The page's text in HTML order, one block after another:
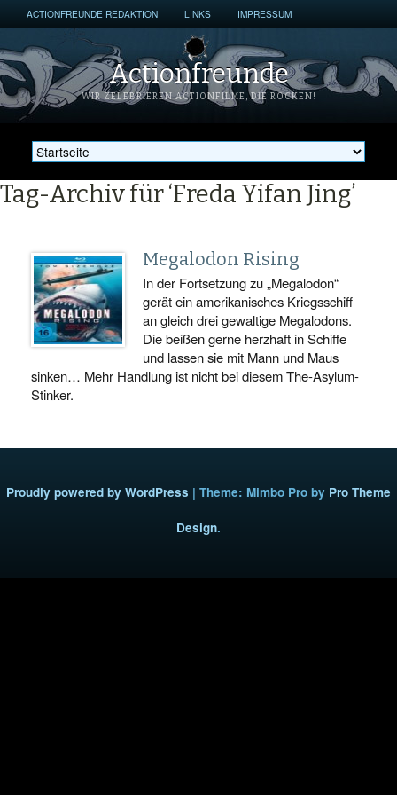
ACTIONFREUNDE REDAKTION LINKS IMPRESSUM
Actionfreunde
WIR ZELEBRIEREN ACTIONFILME, DIE ROCKEN!
Tag-Archiv für ‘Freda Yifan Jing’
Megalodon Rising
In der Fortsetzung zu „Megalodon“
gerät ein amerikanisches Kriegsschiff
an gleich drei gewaltige Megalodons.
Die beißen gerne herzhaft in Schiffe
und lassen sie mit Mann und Maus
sinken… Mehr Handlung ist nicht bei diesem The-Asylum-
Stinker.
Proudly powered by WordPress | Theme: Mimbo Pro by Pro Theme
Design.